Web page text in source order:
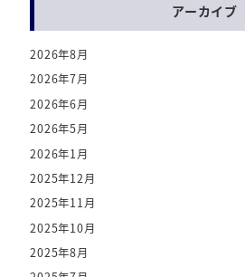
アーカイブ
2026年8月
2026年7月
2026年6月
2026年5月
2026年1月
2025年12月
2025年11月
2025年10月
2025年8月